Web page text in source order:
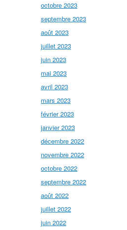
octobre 2023
septembre 2023
août 2023
juillet 2023
juin 2023
mai 2023
avril 2023
mars 2023
février 2023
janvier 2023
décembre 2022
novembre 2022
octobre 2022
septembre 2022
août 2022
juillet 2022
juin 2022